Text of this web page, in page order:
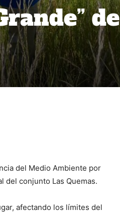
de
del Medio Ambiente por
del conjunto Las Quemas.
afectando los límites del